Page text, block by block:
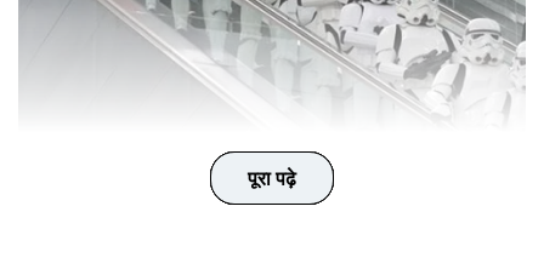
पूरा पढ़े
पूरा पढ़े
पूरा पढ़े
पूरा पढ़े
पूरा पढ़े